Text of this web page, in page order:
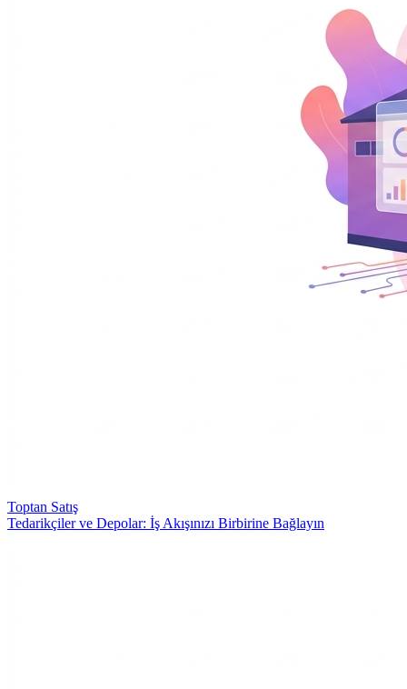
Toptan Satış
Tedarikçiler ve Depolar: İş Akışınızı Birbirine Bağlayın